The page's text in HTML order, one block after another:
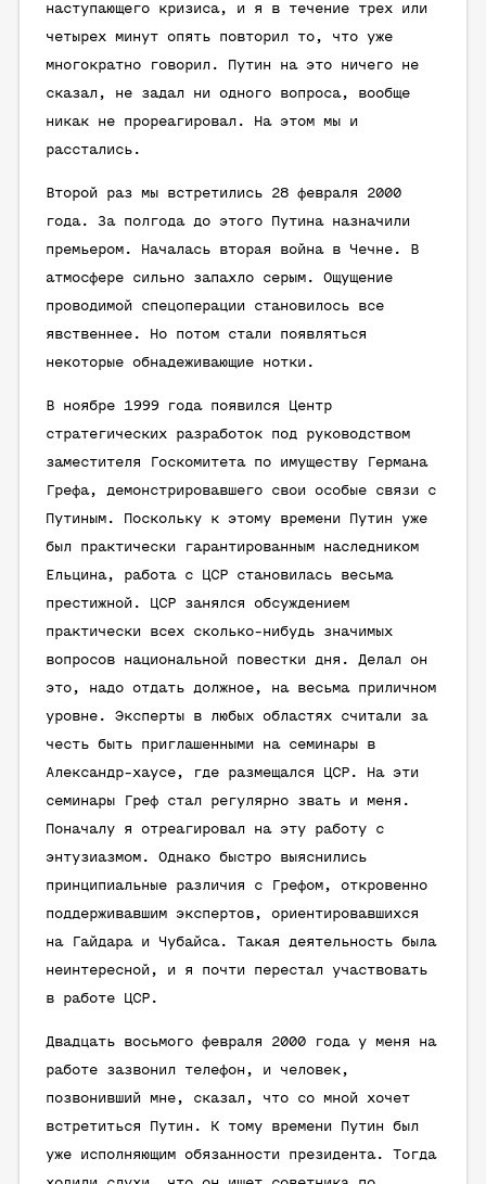
наступающего кризиса, и я в течение трех или
четырех минут опять повторил то, что уже
многократно говорил. Путин на это ничего не
сказал, не задал ни одного вопроса, вообще
никак не прореагировал. На этом мы и
расстались.
Второй раз мы встретились 28 февраля 2000
года. За полгода до этого Путина назначили
премьером. Началась вторая война в Чечне. В
атмосфере сильно запахло серым. Ощущение
проводимой спецоперации становилось все
явственнее. Но потом стали появляться
некоторые обнадеживающие нотки.
В ноябре 1999 года появился Центр
стратегических разработок под руководством
заместителя Госкомитета по имуществу Германа
Грефа, демонстрировавшего свои особые связи с
Путиным. Поскольку к этому времени Путин уже
был практически гарантированным наследником
Ельцина, работа с ЦСР становилась весьма
престижной. ЦСР занялся обсуждением
практически всех сколько-нибудь значимых
вопросов национальной повестки дня. Делал он
это, надо отдать должное, на весьма приличном
уровне. Эксперты в любых областях считали за
честь быть приглашенными на семинары в
Александр-хаусе, где размещался ЦСР. На эти
семинары Греф стал регулярно звать и меня.
Поначалу я отреагировал на эту работу с
энтузиазмом. Однако быстро выяснились
принципиальные различия с Грефом, откровенно
поддерживавшим экспертов, ориентировавшихся
на Гайдара и Чубайса. Такая деятельность была
неинтересной, и я почти перестал участвовать
в работе ЦСР.
Двадцать восьмого февраля 2000 года у меня на
работе зазвонил телефон, и человек,
позвонивший мне, сказал, что со мной хочет
встретиться Путин. К тому времени Путин был
уже исполняющим обязанности президента. Тогда